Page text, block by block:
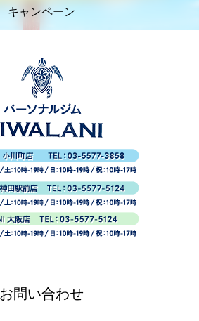
キャンペーン
お問い合わせ